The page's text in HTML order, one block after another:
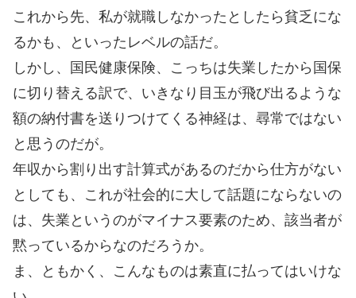
これから先、私が就職しなかったとしたら貧乏にな
るかも、といったレベルの話だ。
しかし、国民健康保険、こっちは失業したから国保
に切り替える訳で、いきなり目玉が飛び出るような
額の納付書を送りつけてくる神経は、尋常ではない
と思うのだが。
年収から割り出す計算式があるのだから仕方がない
としても、これが社会的に大して話題にならないの
は、失業というのがマイナス要素のため、該当者が
黙っているからなのだろうか。
ま、ともかく、こんなものは素直に払ってはいけな